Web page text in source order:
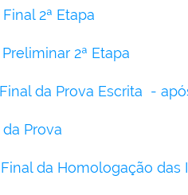
2ª Etapa
2ª Etapa
da Prova Escrita -
Prova
da Homologação das